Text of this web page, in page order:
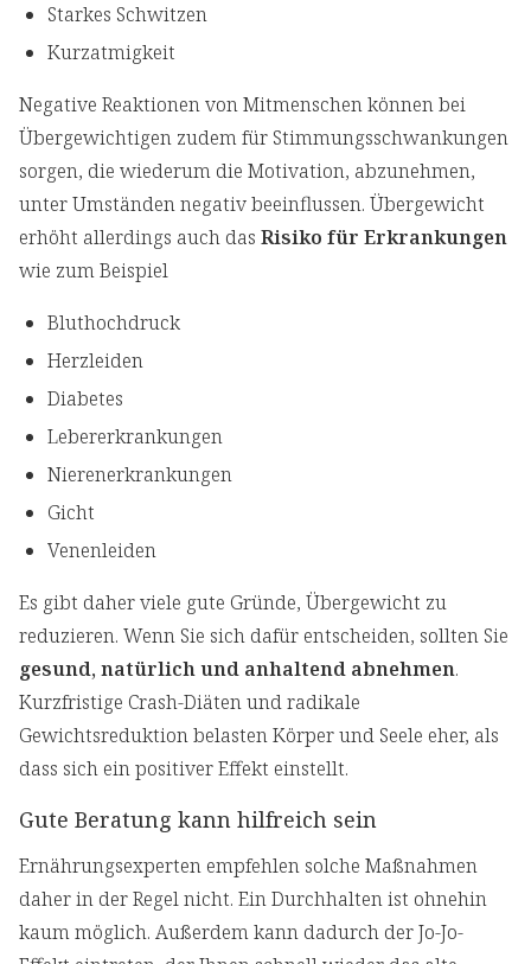
Starkes Schwitzen
Kurzatmigkeit
Negative Reaktionen von Mitmenschen können bei
Übergewichtigen zudem für Stimmungsschwankungen
sorgen, die wiederum die Motivation, abzunehmen,
unter Umständen negativ beeinflussen. Übergewicht
erhöht allerdings auch das Risiko für Erkrankungen
wie zum Beispiel
Bluthochdruck
Herzleiden
Diabetes
Lebererkrankungen
Nierenerkrankungen
Gicht
Venenleiden
Es gibt daher viele gute Gründe, Übergewicht zu
reduzieren. Wenn Sie sich dafür entscheiden, sollten Sie
gesund, natürlich und anhaltend abnehmen.
Kurzfristige Crash-Diäten und radikale
Gewichtsreduktion belasten Körper und Seele eher, als
dass sich ein positiver Effekt einstellt.
Gute Beratung kann hilfreich sein
Ernährungsexperten empfehlen solche Maßnahmen
daher in der Regel nicht. Ein Durchhalten ist ohnehin
kaum möglich. Außerdem kann dadurch der Jo-Jo-